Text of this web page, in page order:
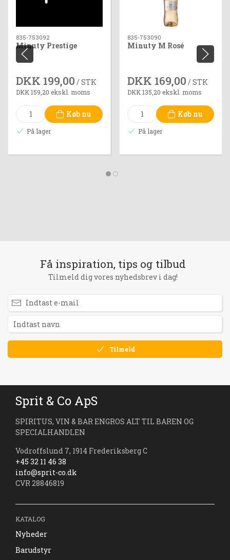
835-753092
Minuty Prestige
DKK 199,00 / STK
DKK 159,20 ekskl. moms
Køb nu
På lager
835-753090
Minuty M Rosé
DKK 169,00 / STK
DKK 135,20 ekskl. moms
Køb nu
På lager
Få inspiration, tips og tilbud
Tilmeld dig vores nyhedsbrev i dag!
Tilmeld
Sprit & Co ApS
SPIRITUS, VIN & BAR ENGROS ALT TIL BAREN OG
SPECIALHANDLEN
Vodroffslund 7, 1914 Frederiksberg C
+45 32 11 46 38
info@sprit-co.dk
CVR 28846819
KATALOG
Nyheder
Barudstyr